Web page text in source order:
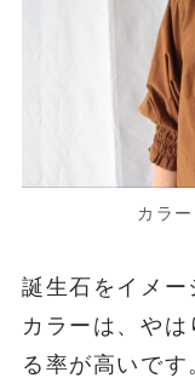
カラ
誕生石をイメー
カラーは、や
る率が高いで